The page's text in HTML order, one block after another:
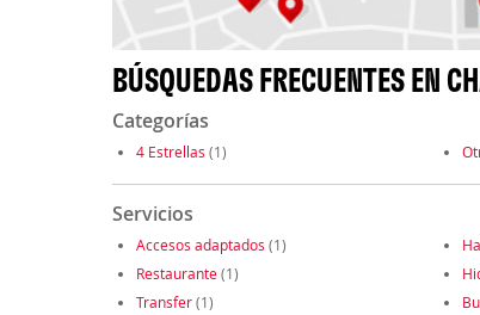
BÚSQUEDAS FRECUENTES EN
Categorías
4 Estrellas (1)
Servicios
Accesos adaptados (1)
Restaurante(1)
Transfer(1)